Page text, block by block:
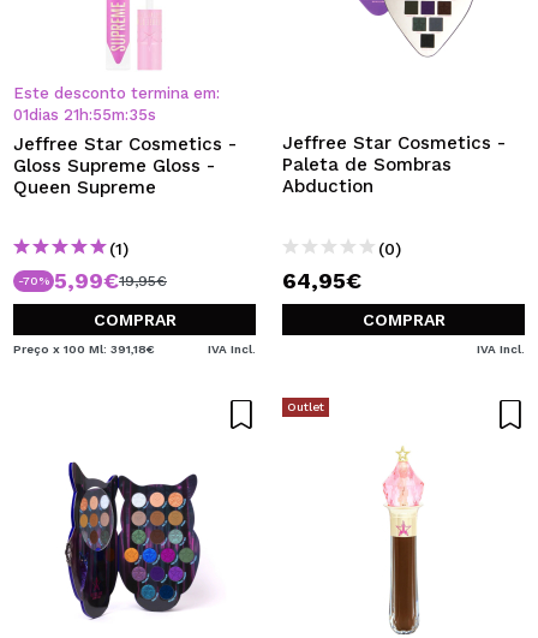
Este desconto termina em:
01dias 21 h:55m:34s
Jeffree Star Cosmetics -
Gloss Supreme Gloss -
Queen Supreme
(1)
-70% 5,99€19,95€
COMPRAR
Preço x 100 Ml: 391,18€ IVA Incl.
Jeffree Star Cosmetics -
Paleta de Sombras
Abduction
(0)
64,95€
COMPRAR
IVA Incl.
Outlet